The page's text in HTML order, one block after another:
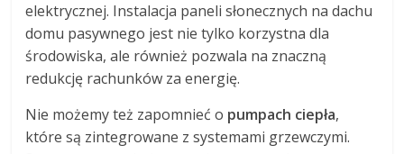
elektrycznej. Instalacja paneli słonecznych na dachu
domu pasywnego jest nie tylko korzystna dla
środowiska, ale również pozwala na znaczną
redukcję rachunków za energię.
Nie możemy też zapomnieć o pumpach ciepła,
które są zintegrowane z systemami grzewczymi.